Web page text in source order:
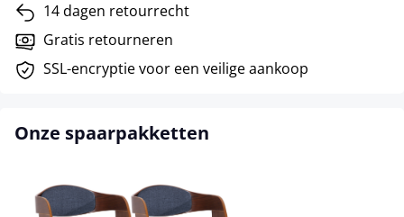
14 dagen retourrecht
Gratis retourneren
SSL-encryptie voor een veilige aankoop
Onze spaarpakketten